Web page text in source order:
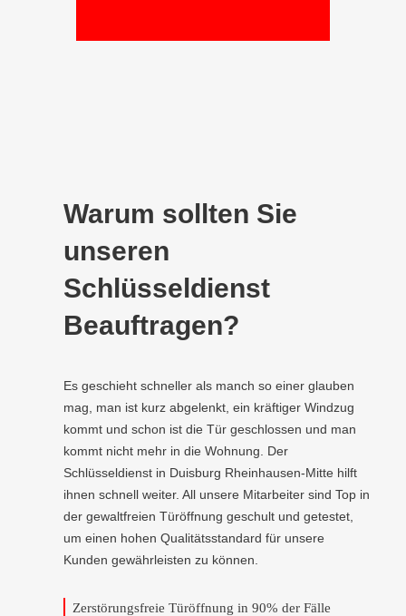
Warum sollten Sie
unseren
Schlüsseldienst
Beauftragen?
Es geschieht schneller als manch so einer glauben
mag, man ist kurz abgelenkt, ein kräftiger Windzug
kommt und schon ist die Tür geschlossen und man
kommt nicht mehr in die Wohnung. Der
Schlüsseldienst in Duisburg Rheinhausen-Mitte hilft
ihnen schnell weiter. All unsere Mitarbeiter sind Top in
der gewaltfreien Türöffnung geschult und getestet,
um einen hohen Qualitätsstandard für unsere
Kunden gewährleisten zu können.
Zerstörungsfreie Türöffnung in 90% der Fälle